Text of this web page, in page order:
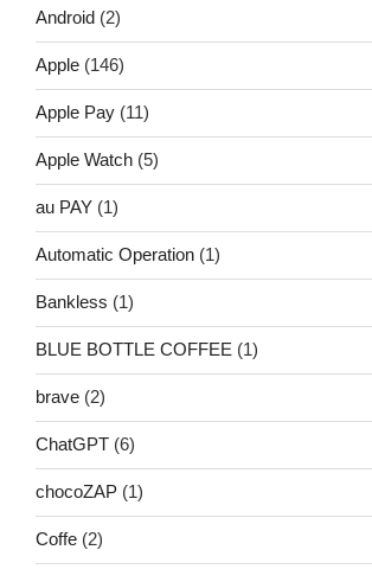
Android (2)
Apple (146)
Apple Pay (11)
Apple Watch (5)
au PAY (1)
Automatic Operation (1)
Bankless (1)
BLUE BOTTLE COFFEE (1)
brave (2)
ChatGPT (6)
chocoZAP (1)
Coffe (2)